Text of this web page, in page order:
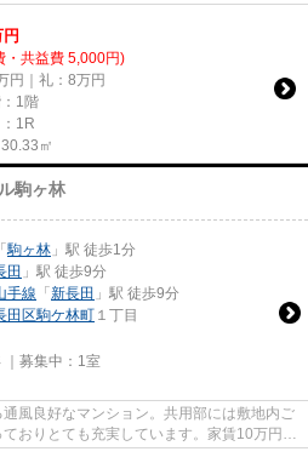
円
・共益費 5,000円)
円｜礼：8万円
1階
1R
㎡
駒ヶ林
「駒ヶ林 」駅 徒歩1分
田 」駅 徒歩9分
手線 「 新長田 」駅 徒歩9分
田区駒ケ林町 １丁目
募集中： 1室
風良好なマンション。共用部には敷地内ご
おりとても充実しています。家賃10万円以